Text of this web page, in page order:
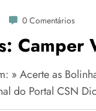
0 Comentários
Camper
» Acerte as
do Portal CSN